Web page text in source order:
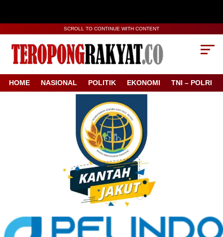
SCROLL TO CONTINUE WITH CONTENT
HOME NASIONAL POLITIK EKONOMI TNI – POLRI